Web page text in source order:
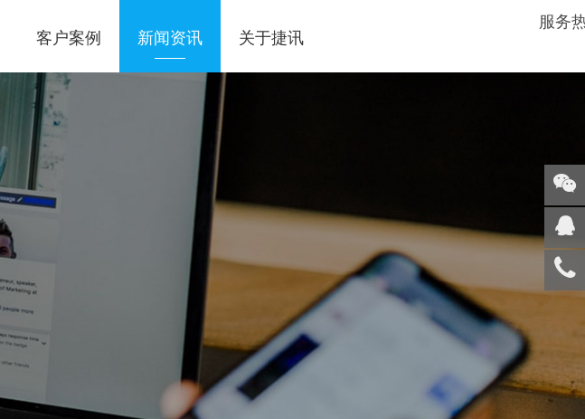
服务
客户案例 新闻资讯 关于捷讯
关注
微信
在线
客服
顶部